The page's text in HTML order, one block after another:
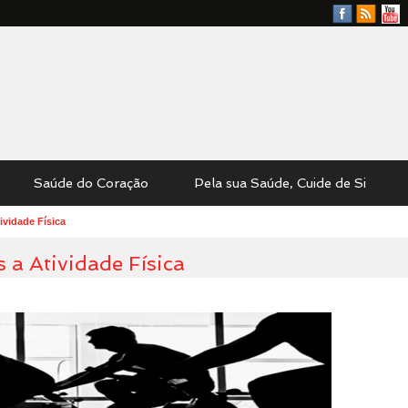
Facebook
RSS
Saúde do Coração Pela sua Saúde, Cuide de Si
Física
a Atividade Física